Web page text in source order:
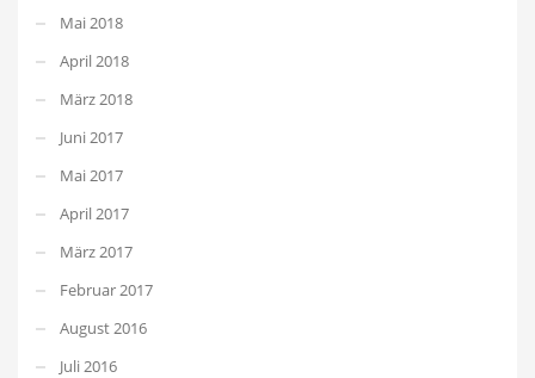
Mai 2018
April 2018
März 2018
Juni 2017
Mai 2017
April 2017
März 2017
Februar 2017
August 2016
Juli 2016